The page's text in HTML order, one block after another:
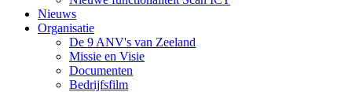
Nieuws
Organisatie
De 9 ANV's van Zeeland
Missie en Visie
Documenten
Bedrijfsfilm